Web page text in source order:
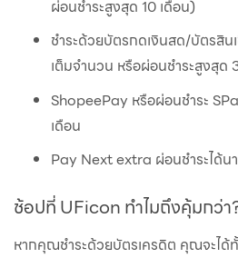
ผ่อนชำระสูงสุด 10 เดือน)
ชำระด้วยบัตรกดเงินสด/บัตรสิน
เต็มจำนวน หรือผ่อนชำระสูงสุด
ShopeePay หรือผ่อนชำระ
เดือน
Pay Next extra ผ่อนชำระได้น
ช้อปที่ UFicon ทำไมถึงคุ้มกว่า
หากคุณชำระด้วยบัตรเครดิต คุณจะได้